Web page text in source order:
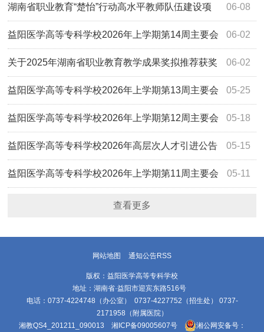
目负责人变更公示 06-08
湖南省职业教育“楚怡”行动高水平教师队伍建设项
目负责人变更公示 06-02
益阳医学高等专科学校2026年上学期第14周主要会
议活动安排 06-02
关于2025年湖南省职业教育教学成果奖拟推荐获奖
名单的公示 05-25
益阳医学高等专科学校2026年上学期第13周主要会
议活动安排 05-18
益阳医学高等专科学校2026年上学期第12周主要会
议活动安排 05-15
益阳医学高等专科学校2026年高层次人才引进公告
05-11
益阳医学高等专科学校2026年上学期第11周主要会
查看更多
网站地图 通知公告RSS
版权：益阳医学高等专科学校
地址：湖南省·益阳市迎宾东路516号
电话：0737-4224748（办公室） 0737-4227752（招生处） 0737-
2171958（附属医院）
湘教QS4_201211_090013 湘ICP备09005607号 湘公网安备号：